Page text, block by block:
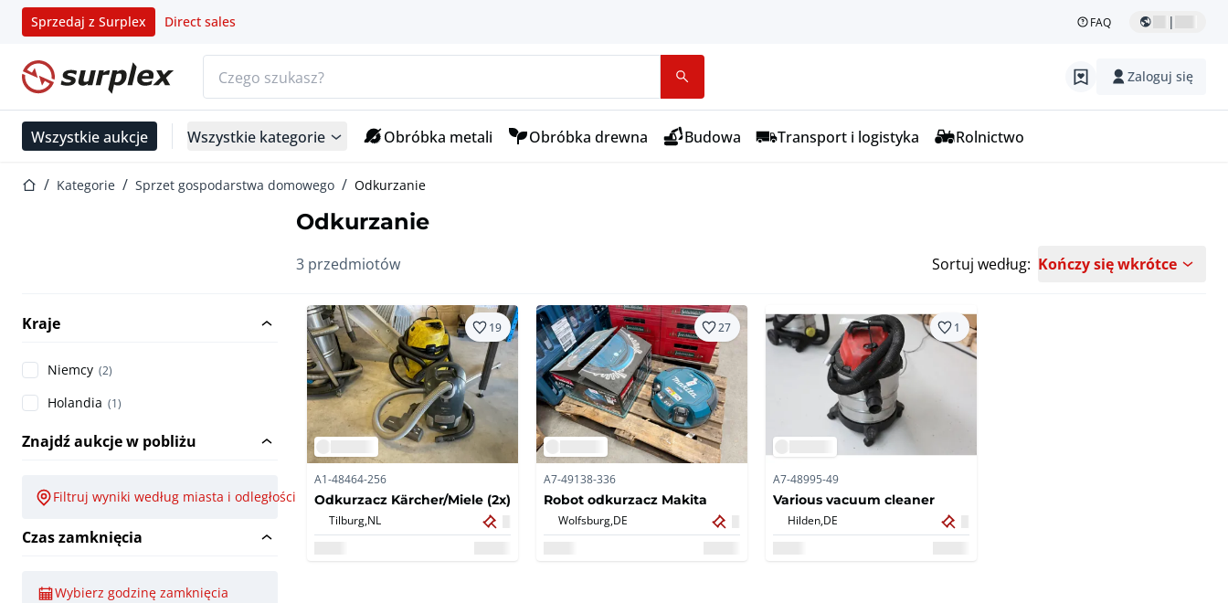
Sprzedaj z Surplex Direct sales FAQ |
Strona główna Zaloguj się
Wszystkie aukcje Wszystkie kategorie Obróbka metali Obróbka drewna Budowa Transport i logistyka Rolnictwo
Strona główna
Kategorie Sprzet gospodarstwa domowego Odkurzanie
Odkurzanie
3 przedmiotów Sortuj według: Kończy się wkrótce
Kraje
Niemcy (2)
Holandia (1)
Znajdź aukcje w pobliżu
Filtruj wyniki według miasta i odległości
Czas zamknięcia
Wybierz godzinę zamknięcia
19
A1-48464-256
Odkurzacz Kärcher/Miele (2x)
Tilburg, NL
27
A7-49138-336
Robot odkurzacz Makita
Wolfsburg, DE
1
A7-48995-49
Various vacuum cleaner
Hilden, DE